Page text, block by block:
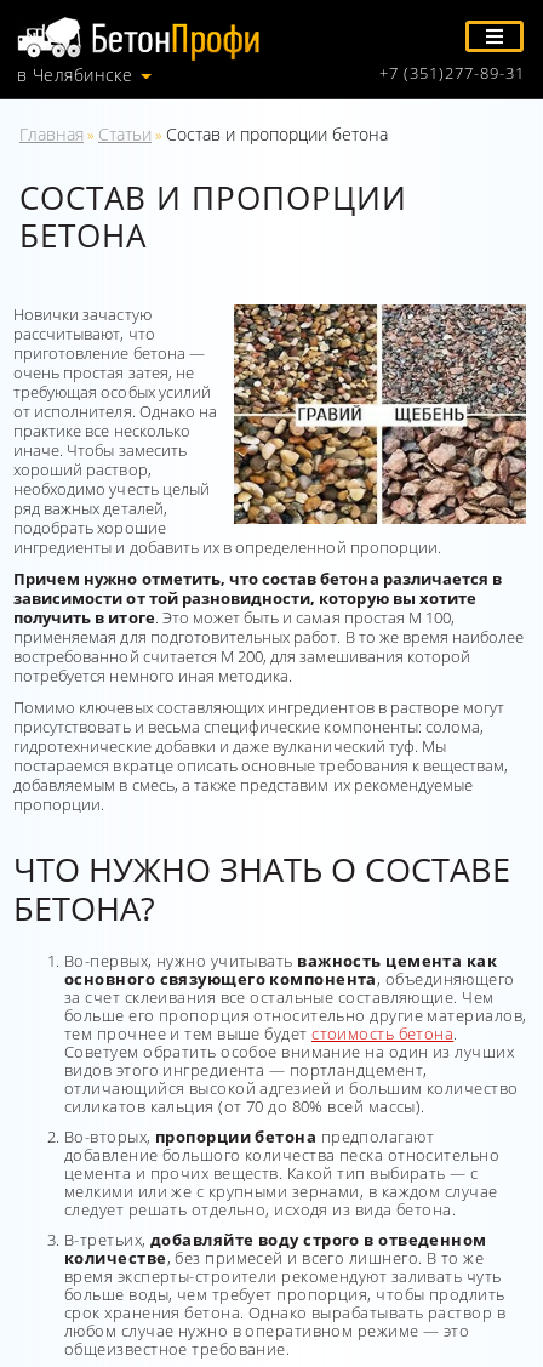
в Челябинске +7 (351)277-89-31
Главная » Статьи » Состав и пропорции бетона
СОСТАВ И ПРОПОРЦИИ
БЕТОНА
Новички зачастую
рассчитывают, что
приготовление бетона —
очень простая затея, не
требующая особых усилий
от исполнителя. Однако на
практике все несколько
иначе. Чтобы замесить
хороший раствор,
необходимо учесть целый
ряд важных деталей,
подобрать хорошие
ингредиенты и добавить их в определенной пропорции.
Причем нужно отметить, что состав бетона различается в
зависимости от той разновидности, которую вы хотите
получить в итоге. Это может быть и самая простая М 100,
применяемая для подготовительных работ. В то же время наиболее
востребованной считается М 200, для замешивания которой
потребуется немного иная методика.
Помимо ключевых составляющих ингредиентов в растворе могут
присутствовать и весьма специфические компоненты: солома,
гидротехнические добавки и даже вулканический туф. Мы
постараемся вкратце описать основные требования к веществам,
добавляемым в смесь, а также представим их рекомендуемые
пропорции.
ЧТО НУЖНО ЗНАТЬ О СОСТАВЕ
БЕТОНА?
Во-первых, нужно учитывать важность цемента как
основного связующего компонента, объединяющего
за счет склеивания все остальные составляющие. Чем
больше его пропорция относительно другие материалов,
тем прочнее и тем выше будетстоимость бетона.
Советуем обратить особое внимание на один из лучших
видов этого ингредиента — портландцемент,
отличающийся высокой адгезией и большим количество
силикатов кальция (от 70 до 80% всей массы).
Во-вторых, пропорции бетона предполагают
добавление большого количества песка относительно
цемента и прочих веществ. Какой тип выбирать — с
мелкими или же с крупными зернами, в каждом случае
следует решать отдельно, исходя из вида бетона.
В-третьих, добавляйте воду строго в отведенном
количестве, без примесей и всего лишнего. В то же
время эксперты-строители рекомендуют заливать чуть
больше воды, чем требует пропорция, чтобы продлить
срок хранения бетона. Однако вырабатывать раствор в
любом случае нужно в оперативном режиме — это
общеизвестное требование.